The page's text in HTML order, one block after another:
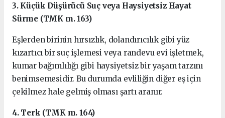
3. Küçük Düşürücü Suç veya Haysiyetsiz Hayat
Sürme (TMK m. 163)
Eşlerden birinin hırsızlık, dolandırıcılık gibi yüz
kızartıcı bir suç işlemesi veya randevu evi işletmek,
kumar bağımlılığı gibi haysiyetsiz bir yaşam tarzını
benimsemesidir. Bu durumda evliliğin diğer eş için
çekilmez hale gelmiş olması şartı aranır.
4. Terk (TMK m. 164)